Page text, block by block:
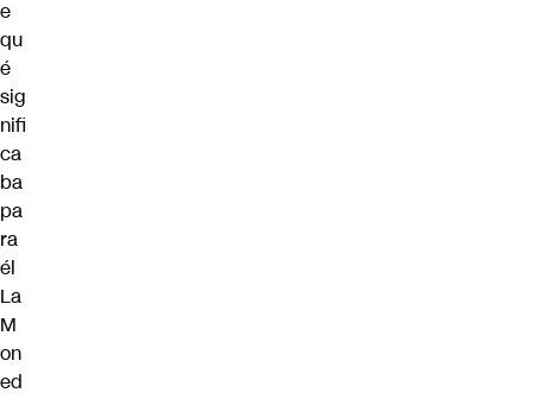
e
qu
é
sig
nifi
ca
ba
pa
ra
él
La
M
on
ed